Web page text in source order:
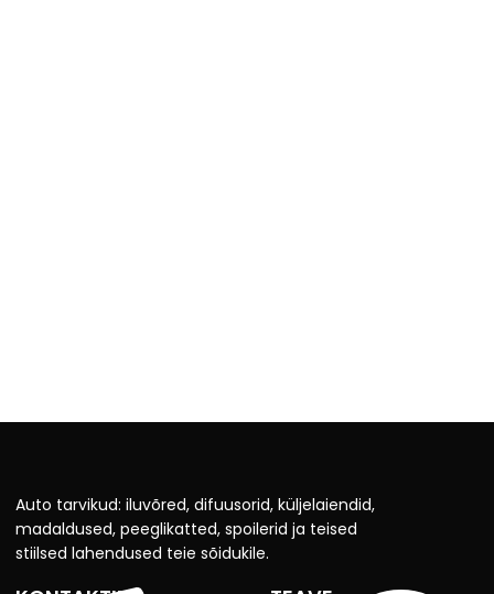
Auto tarvikud: iluvõred, difuusorid, küljelaiendid,
madaldused, peeglikatted, spoilerid ja teised
stiilsed lahendused teie sõidukile.